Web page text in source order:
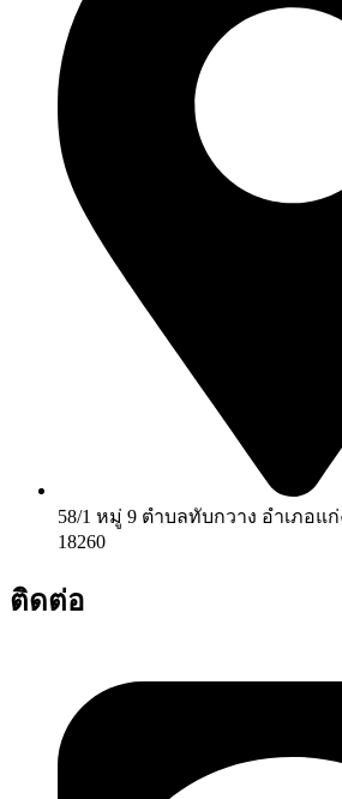
58/1 หมู่ 9 ตำบลทับกวาง อำเภอแ
18260
ติดต่อ